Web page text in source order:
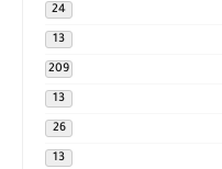
24
13
209
13
26
13